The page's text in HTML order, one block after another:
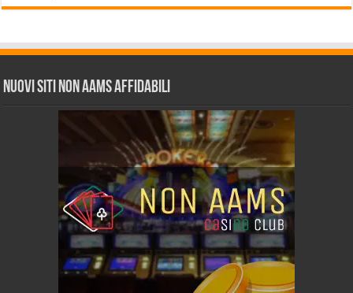
Nuovi siti non AAMS affidabili